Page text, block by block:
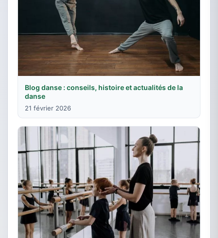
Blog danse : conseils, histoire et actualités de la
danse
21 février 2026